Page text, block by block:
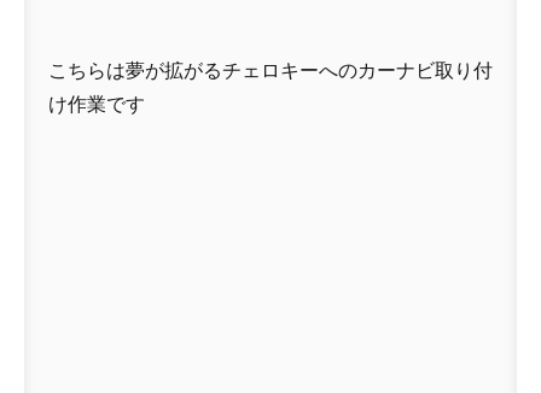
こちらは夢が拡がるチェロキーへのカーナビ取り付
け作業です